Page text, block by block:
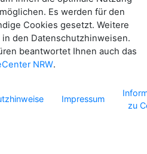
Es werden für den
Cookies gesetzt. Weitere
den Datenschutzhinweisen.
beantwortet Ihnen auch das
NRW.
Impressum
zu